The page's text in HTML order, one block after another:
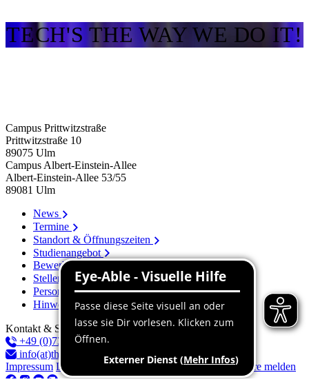
TECH'S THE WAY WE DO IT!
Campus Prittwitzstraße
Prittwitzstraße 10
89075 Ulm
Campus Albert-Einstein-Allee
Albert-Einstein-Allee 53/​55
89081 Ulm
News
Termine
Standort & Öffnungszeiten
Studienangebot
Bewerbung
Stellenangebote
Personenverzeichnis
Hinweissystem
Kontakt & Service
+49 (0)731 96537-100
info(at)thu.de
Impressum Datenschutz Barrierefreiheitserklärung Barriere melden